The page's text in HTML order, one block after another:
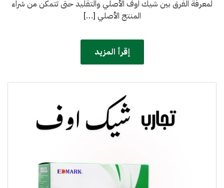
لمعرفة الفرق بين شيك اوف الأصلي والتقليد حتى تتمكن من شراء
المنتج الأصلي […]
إقرأ المزيد